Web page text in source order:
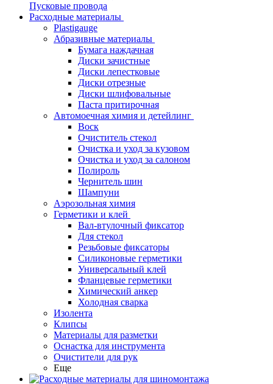
Пусковые провода
Расходные материалы
Plastigauge
Абразивные материалы
Бумага наждачная
Диски зачистные
Диски лепестковые
Диски отрезные
Диски шлифовальные
Паста притирочная
Автомоечная химия и детейлинг
Воск
Очиститель стекол
Очистка и уход за кузовом
Очистка и уход за салоном
Полироль
Чернитель шин
Шампуни
Аэрозольная химия
Герметики и клей
Вал-втулочный фиксатор
Для стекол
Резьбовые фиксаторы
Силиконовые герметики
Универсальный клей
Фланцевые герметики
Химический анкер
Холодная сварка
Изолента
Клипсы
Материалы для разметки
Оснастка для инструмента
Очистители для рук
Еще